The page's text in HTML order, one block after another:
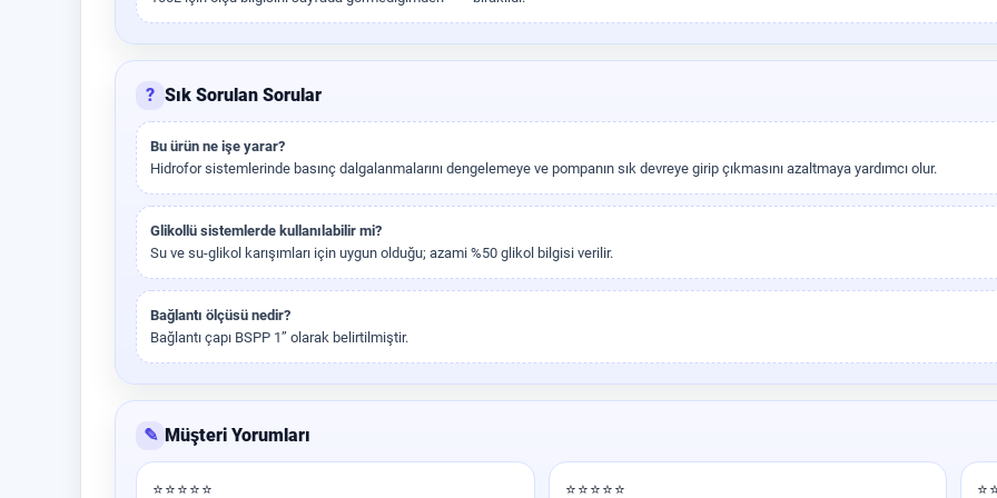
? Sık Sorulan Sorular
Bu ürün ne işe yarar?
Hidrofor sistemlerinde basınç dalgalanmalarını dengelemeye ve pompanın sık devreye girip çıkmasını azaltmaya yardımcı olur.
Glikollü sistemlerde kullanılabilir mi?
Su ve su-glikol karışımları için uygun olduğu; azami %50 glikol bilgisi verilir.
Bağlantı ölçüsü nedir?
Bağlantı çapı BSPP 1” olarak belirtilmiştir.
✎ Müşteri Yorumları
⭐⭐⭐⭐⭐ ⭐⭐⭐⭐⭐